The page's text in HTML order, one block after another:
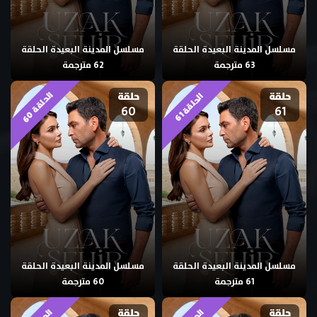
مسلسل المدينة البعيدة الحلقة
63 مترجمة
مسلسل المدينة البعيدة الحلقة
62 مترجمة
حلقة
61 ا
ل
ح
ل
ق
ة
6
1
مسلسل المدينة البعيدة الحلقة
61 مترجمة
حلقة
60 ال
ح
ل
ق
ة
60
مسلسل المدينة البعيدة الحلقة
60 مترجمة